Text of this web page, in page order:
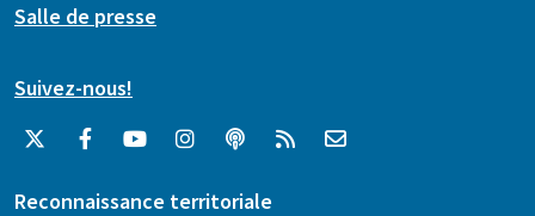
Salle de presse
Suivez-nous!
Reconnaissance territoriale